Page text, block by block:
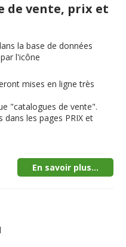
de vente, prix et
la base de données
l'icône
mises en ligne très
"catalogues de vente".
les pages PRIX et
En savoir plus...